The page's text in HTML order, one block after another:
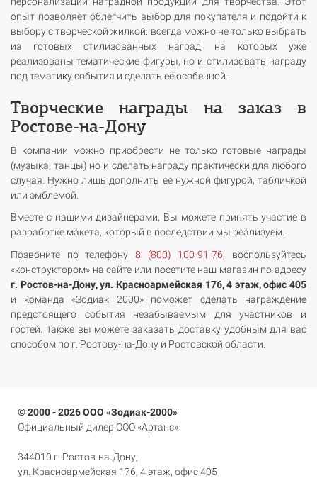
опыт позволяет облегчить выбор для покупателя и подойти к
выбору с творческой жилкой: всегда можно не только выбрать
из готовых стилизованных наград, на которых уже
реализованы тематические фигуры, но и стилизовать награду
под тематику события и сделать её особенной.
Творческие награды на заказ в
Ростове-на-Дону
В компании можно приобрести не только готовые награды
(музыка, танцы) но и сделать награду практически для любого
случая. Нужно лишь дополнить её нужной фигурой, табличкой
или эмблемой.
Вместе с нашими дизайнерами, Вы можете принять участие в
разработке макета, который в последствии мы реализуем.
Позвоните по телефону 8 (800) 100-91-76, воспользуйтесь
«конструктором» на сайте или посетите наш магазин по адресу
г. Ростов-на-Дону, ул. Красноармейская 176, 4 этаж, офис 405
и команда «Зодиак 2000» поможет сделать награждение
предстоящего события незабываемым для участников и
гостей. Также вы можете заказать доставку удобным для вас
способом по г. Ростову-на-Дону и Ростовской области.
© 2000 - 2026 ООО «Зодиак-2000»
Официальный дилер ООО «Артанс»
344010 г. Ростов-на-Дону,
ул. Красноармейская 176, 4 этаж, офис 405